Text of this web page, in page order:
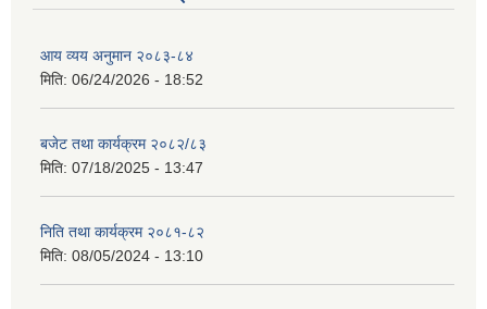
आय व्यय अनुमान २०८३-८४
मिति: 06/24/2026 - 18:52
बजेट तथा कार्यक्रम २०८२/८३
मिति: 07/18/2025 - 13:47
निति तथा कार्यक्रम २०८१-८२
मिति: 08/05/2024 - 13:10